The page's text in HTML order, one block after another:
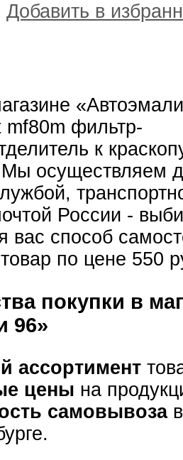
Добавить в
mf80m фильтр-
к
осуществляем
России -
вас способ
по цене 550
покупки в
96»
ассортимент
цены на
самовывозав